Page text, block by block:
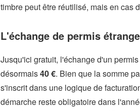
timbre peut être réutilisé, mais en cas
L'échange de permis
Jusqu'ici gratuit, l'échange d'un
désormais40 €. Bien que la somme
s'inscrit dans une logique de
démarche reste obligatoire dans